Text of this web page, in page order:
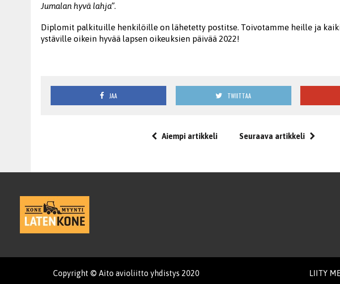
Jumalan hyvä lahja”.
Diplomit palkituille henkilöille on lähetetty postitse. Toivotamme heille ja
ystäville oikein hyvää lapsen oikeuksien päivää 2022!
JAA TWIITTAA
Aiempi artikkeli Seuraava artikkeli
Copyright © Aito avioliitto yhdistys 2020 LIITY